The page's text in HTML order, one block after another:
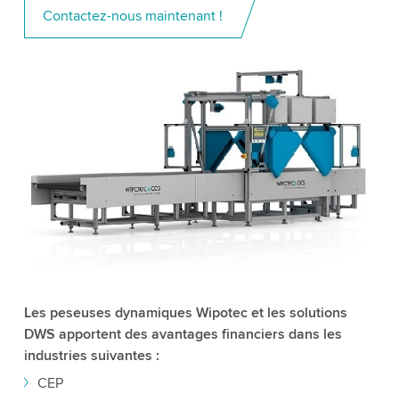
Contactez-nous maintenant !
Les peseuses dynamiques Wipotec et les solutions
DWS apportent des avantages financiers dans les
industries suivantes :
CEP